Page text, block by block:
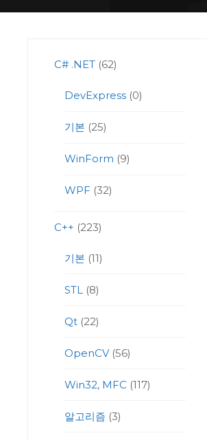
C# .NET(62)
DevExpress(0)
기본 (25)
WinForm (9)
WPF (32)
C++ (223)
기본 (11)
STL (8)
Qt(22)
OpenCV(56)
Win32, MFC (117)
알고리즘 (3)